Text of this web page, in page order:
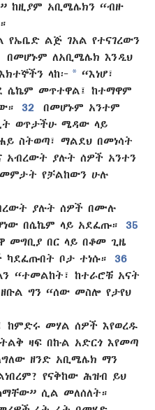
ከዚያም አቢሜሌክን “ብዙ
የኤቤድ ልጅ ገአል የተናገረውን
በመሆኑም ለአቢሜሌክ እንዲህ
ላከ፦ * “እነሆ፣
ሴኬም መጥተዋል፤ ከተማዋም
32
በመሆኑም አንተም
ወጥታችሁ ሜዳው ላይ
ስትወጣ፣ ማልደህ በመነሳት
አብረውት ያሉት ሰዎች አንተን
የቻልከውን ሁሉ
ያሉት ሰዎች በሙሉ
በሴኬም ላይ አደፈጡ።
35
መግቢያ በር ላይ በቆመ ጊዜ
ቦታ ተነሱ።
36
“ተመልከት፣ ከተራሮቹ አናት
ግን “ሰው መስሎ የታየህ
ከምድሩ መሃል ሰዎች እየወረዱ
ዛፍ በኩል አድርጎ እየመጣ
ዘንድ አቢሜሌክ ማን
የናቅከው ሕዝብ ይህ
ሲል መለሰለት።